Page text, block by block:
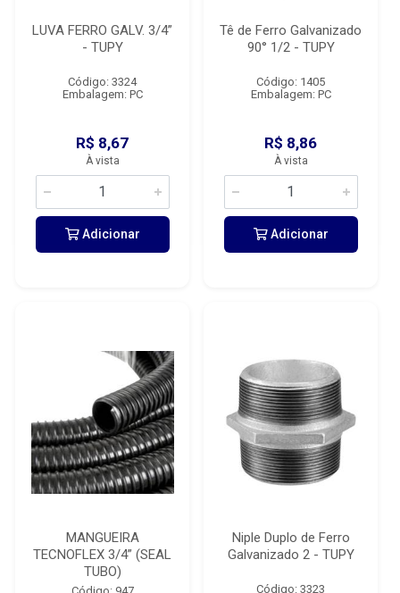
LUVA FERRO GALV. 3/4”
- TUPY
Código: 3324
Embalagem: PC
R$ 8,67
À vista
Adicionar
Tê de Ferro Galvanizado
90° 1/2 - TUPY
Código: 1405
Embalagem: PC
R$ 8,86
À vista
Adicionar
MANGUEIRA
TECNOFLEX 3/4” (SEAL
TUBO)
Niple Duplo de Ferro
Galvanizado 2 - TUPY
Código: 3323